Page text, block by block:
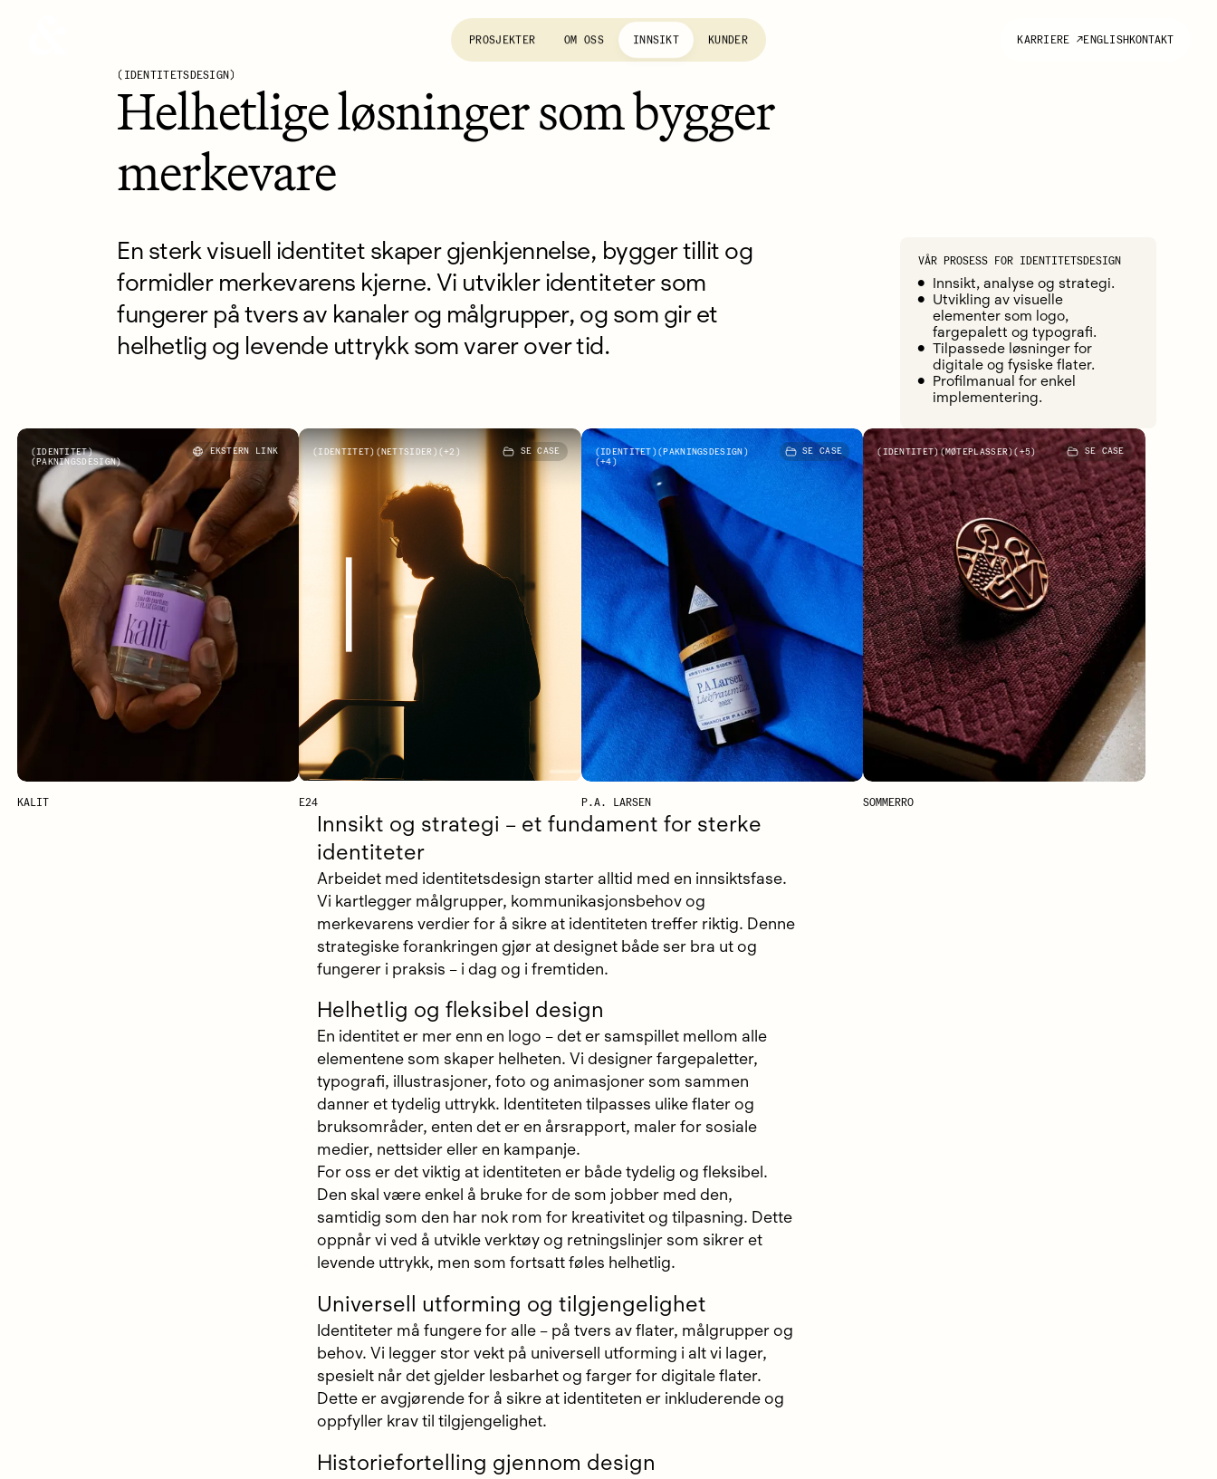
PROSJEKTER OM OSS INNSIKT KUNDER KARRIERE ↗ENGLISHKONTAKT
IDENTITETSDESIGN
Helhetlige løsninger som bygger
merkevare
En sterk visuell identitet skaper gjenkjennelse, bygger tillit og
formidler merkevarens kjerne. Vi utvikler identiteter som
fungerer på tvers av kanaler og målgrupper, og som gir et
helhetlig og levende uttrykk som varer over tid.
VÅR PROSESS FOR IDENTITETSDESIGN
Innsikt, analyse og strategi.
Utvikling av visuelle
elementer som logo,
fargepalett og typografi.
Tilpassede løsninger for
digitale og fysiske flater.
Profilmanual for enkel
implementering.
IDENTITET
PAKNINGSDESIGN
EKSTERN LINK
Kalit
KALIT
IDENTITET NETTSIDER +2 SE CASE
E24
E24
IDENTITET PAKNINGSDESIGN
+4
SE CASE
P.A. Larsen
P.A. LARSEN
IDENTITET MØTEPLASSER +5 SE CASE
Sommerro
SOMMERRO
Innsikt og strategi – et fundament for sterke
identiteter
Arbeidet med identitetsdesign starter alltid med en innsiktsfase.
Vi kartlegger målgrupper, kommunikasjonsbehov og
merkevarens verdier for å sikre at identiteten treffer riktig. Denne
strategiske forankringen gjør at designet både ser bra ut og
fungerer i praksis – i dag og i fremtiden.
Helhetlig og fleksibel design
En identitet er mer enn en logo – det er samspillet mellom alle
elementene som skaper helheten. Vi designer fargepaletter,
typografi, illustrasjoner, foto og animasjoner som sammen
danner et tydelig uttrykk. Identiteten tilpasses ulike flater og
bruksområder, enten det er en årsrapport, maler for sosiale
medier, nettsider eller en kampanje.
For oss er det viktig at identiteten er både tydelig og fleksibel.
Den skal være enkel å bruke for de som jobber med den,
samtidig som den har nok rom for kreativitet og tilpasning. Dette
oppnår vi ved å utvikle verktøy og retningslinjer som sikrer et
levende uttrykk, men som fortsatt føles helhetlig.
Universell utforming og tilgjengelighet
Identiteter må fungere for alle – på tvers av flater, målgrupper og
behov. Vi legger stor vekt på universell utforming i alt vi lager,
spesielt når det gjelder lesbarhet og farger for digitale flater.
Dette er avgjørende for å sikre at identiteten er inkluderende og
oppfyller krav til tilgjengelighet.
Historiefortelling gjennom design